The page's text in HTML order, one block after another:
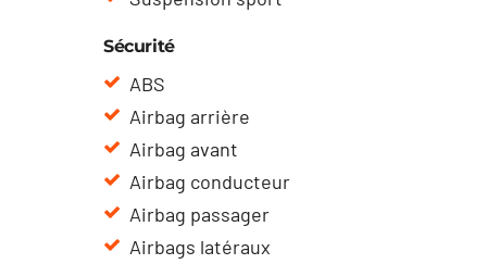
Sécurité
ABS
Airbag arrière
Airbag avant
Airbag conducteur
Airbag passager
Airbags latéraux